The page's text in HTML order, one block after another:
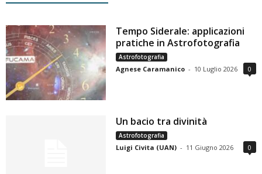
Tempo Siderale: applicazioni
pratiche in Astrofotografia
Astrofotografia
Agnese Caramanico - 10 Luglio 2026 0
Un bacio tra divinità
Astrofotografia
Luigi Civita (UAN) - 11 Giugno 2026 0